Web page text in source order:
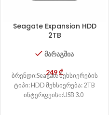
Seagate Expansion HDD
2TB
მარაგშია
249₾
ბრენდი:Seagate მეხსიერების
ტიპი: HDD მეხსიერება: 2TB
ინტერფეისი:USB 3.0